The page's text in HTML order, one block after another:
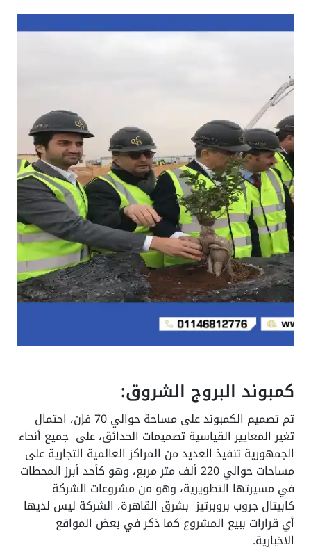
كمبوند البروج الشروق:
تم تصميم الكمبوند على مساحة حوالي 70 فإن، احتمال
تغير المعايير القياسية تصميمات الحدائق، على جميع أنحاء
الجمهورية تنفيذ العديد من المراكز العالمية التجارية على
مساحات حوالي 220 ألف متر مربع، وهو كأحد أبرز المحطات
في مسيرتها التطويرية، وهو من مشروعات الشركة
كابيتال جروب بروبرتيز بشرق القاهرة، الشركة ليس لديها
أي قرارات ببيع المشروع كما ذكر في بعض المواقع
الاخبارية.